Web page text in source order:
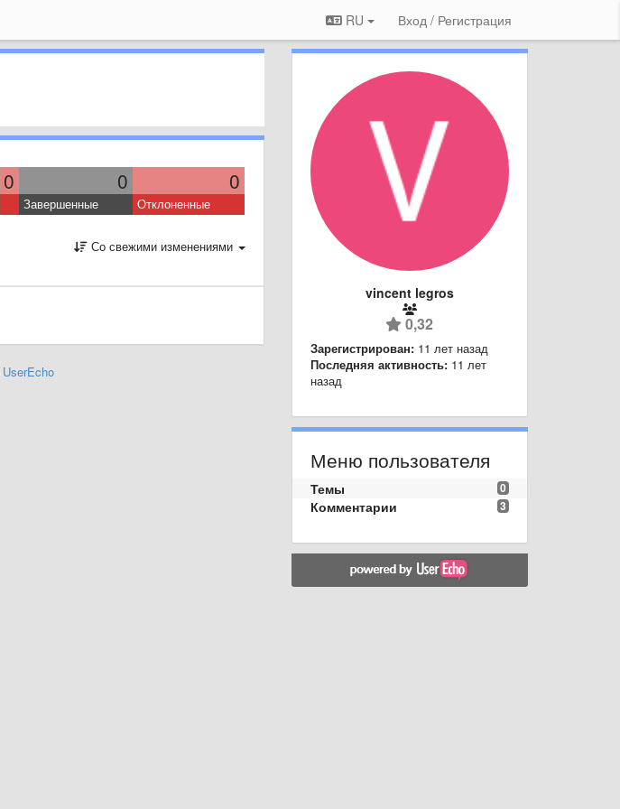
RU Вход / Регистрация
0 0 0
Завершенные Отклоненные
Со свежими изменениями
UserEcho
vincent legros
0,32
Зарегистрирован: 11 лет назад
Последняя активность: 11 лет
назад
Меню пользователя
0
Темы
3
Комментарии